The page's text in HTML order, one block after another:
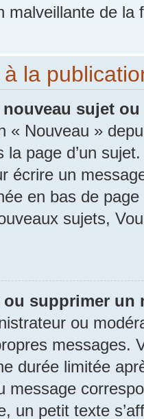
malveillante de
la
sujet
« Nouveau »
la page d’un
écrire un
en bas de
sujets,
supprimer un
ou
messages.
durée limitée
message
un petit texte